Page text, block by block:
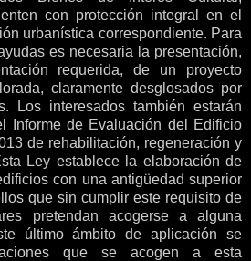
con protección integral en el
urbanística correspondiente. Para
es necesaria la presentación,
requerida, de un proyecto
claramente desglosados por
Los interesados también estarán
Informe de Evaluación del Edificio
de rehabilitación, regeneración y
Ley establece la elaboración de
con una antigüedad superior
que sin cumplir este requisito de
pretendan acogerse a alguna
último ámbito de aplicación se
que se acogen a esta